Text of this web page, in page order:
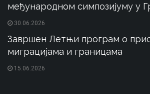
међународном симпозијуму у
30.06.2026
Завршен Летњи програм о
миграцијама и границама
15.06.2026